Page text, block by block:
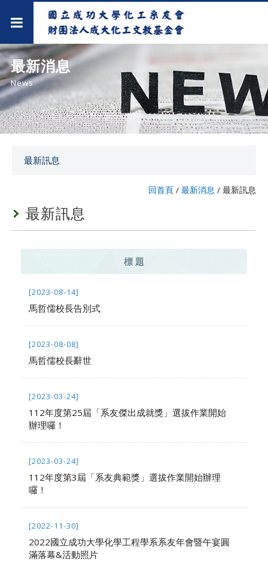
最新消息
News
最新訊息
回首頁 / 最新消息 / 最新訊息
最新訊息
標 題
[2023-08-14]
馬哲儒校長告別式
[2023-08-08]
馬哲儒校長辭世
[2023-03-24]
112年度第25屆「系友傑出成就獎」選拔作業開始
辦理囉！
[2023-03-24]
112年度第3屆「系友典範獎」選拔作業開始辦理
囉！
[2022-11-30]
2022國立成功大學化學工程學系系友年會暨午宴圓
滿落幕&活動照片